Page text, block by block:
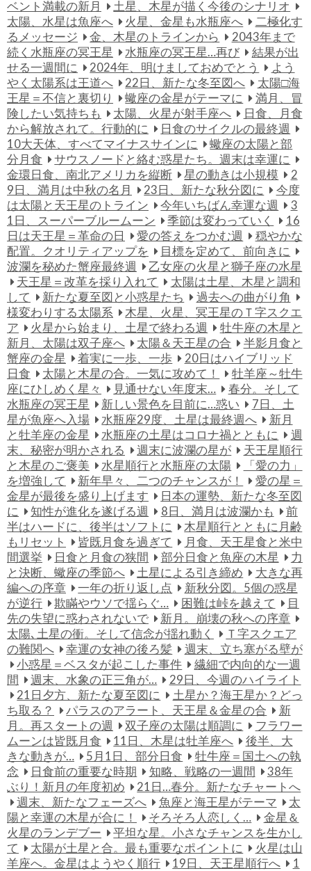
ベント満載の新月
土星、木星が描く今後のシナリオ
太陽、水星は魚座へ
火星、金星も水瓶座へ
二極化す
るメッセージ
金、木星のトラインから
2043年まで
続く水瓶座の冥王星
水瓶座の冥王星…再び
結果が出
せる一週間に
2024年、明けましておめでとう
よう
やく太陽系は王道へ
22日、新たな冬至図へ
太陽□海
王星＝不信と裏切り
蠍座の金星がテーマに
満月、冒
険したい気持ちも
太陽、火星が射手座へ
日食、月食
から解放されて。行動的に
日食のサイクルの最終週
10大天体、すべてマイナスサインに
蠍座の太陽と部
分月食
サウスノードと絡む惑星たち。週末は幸運に
金環日食、南北アメリカを縦断
星の動きは小規模
2
9日、満月は中秋の名月
23日、新たな秋分図に
今度
は太陽と天王星のトライン
今年いちばん幸運な週
3
1日、スーパーブルームーン
季節は変わっていく
16
日は天王星＝革命の日
愛の答えをつかむ週
穏やかな
配置。クオリティアップを
目標を定めて、前向きに
波瀾を秘めた蟹座最終週
乙女座の火星と獅子座の水星
天王星＝改革を採り入れて
太陽は土星、木星と調和
して
新たな夏至図と小惑星たち
過去への曲がり角
様変わりする太陽系
木星、火星、冥王星のＴ字スクエ
ア
火星から始まり、土星で終わる週
牡牛座の木星と
新月、太陽は双子座へ
太陽＆天王星の合
半影月食と
蟹座の金星
着実に一歩、一歩
20日はハイブリッド
日食
太陽と木星の合。一気に攻めて！
牡羊座～牡牛
座にひしめく星々
見通せない年度末…
春分。そして
水瓶座の冥王星
新しい景色を目前に…惑い
7日、土
星が魚座へ入場
水瓶座29度、土星は最終週へ
新月
と牡羊座の金星
水瓶座の土星はコロナ禍とともに
週
末、秘密が明かされる
週末に波瀾の星が
天王星順行
と木星のご褒美
水星順行と水瓶座の太陽
「愛の力」
を増強して
新年早々、二つのチャンスが！
愛の星＝
金星が最後を盛り上げます
日本の運勢、新たな冬至図
に
知性が進化を遂げる週 8日、満月は波瀾かも
前
半はハードに、後半はソフトに
木星順行とともに月齢
もリセット
皆既月食を過ぎて
月食、天王星食と米中
間選挙
日食と月食の狭間 部分日食と魚座の木星
力
と決断、蠍座の季節へ
土星による引き締め
大きな再
編への序章
一年の折り返し点
新秋分図。5個の惑星
が逆行
欺瞞やウソで揺らぐ… 困難は峠を越えて
目
先の失望に惑わされないで
新月。崩壊の秋への序章
太陽､土星の衝。そして信念が揺れ動く
Ｔ字スクエア
の難関へ
幸運の女神の後ろ髪
週末、立ち塞がる壁が
小惑星＝ベスタが起こした事件
繊細で内向的な一週
間
週末、水象の正三角が…
29日、今週のハイライト
21日夕方、新たな夏至図に
土星か？海王星か？どっ
ち取る？
パラスのアラート、天王星＆金星の合
新
月。再スタートの週
双子座の太陽は順調に
フラワー
ムーンは皆既月食
11日、木星は牡羊座へ
後半、大
きな動きが…
5月1日、部分日食
牡牛座＝国土への執
念
日食前の重要な時期 知略、戦略の一週間
38年
ぶり！新月の年度初め
21日…春分。新たなチャートへ
週末、新たなフェーズへ
魚座と海王星がテーマ
太
陽と幸運の木星が合に！
そろそろ人恋しく…
金星＆
火星のランデブー
平坦な星。小さなチャンスを生かし
て
太陽が土星と合。最も重要なポイントに
火星は山
羊座へ。金星はようやく順行
19日、天王星順行へ 1